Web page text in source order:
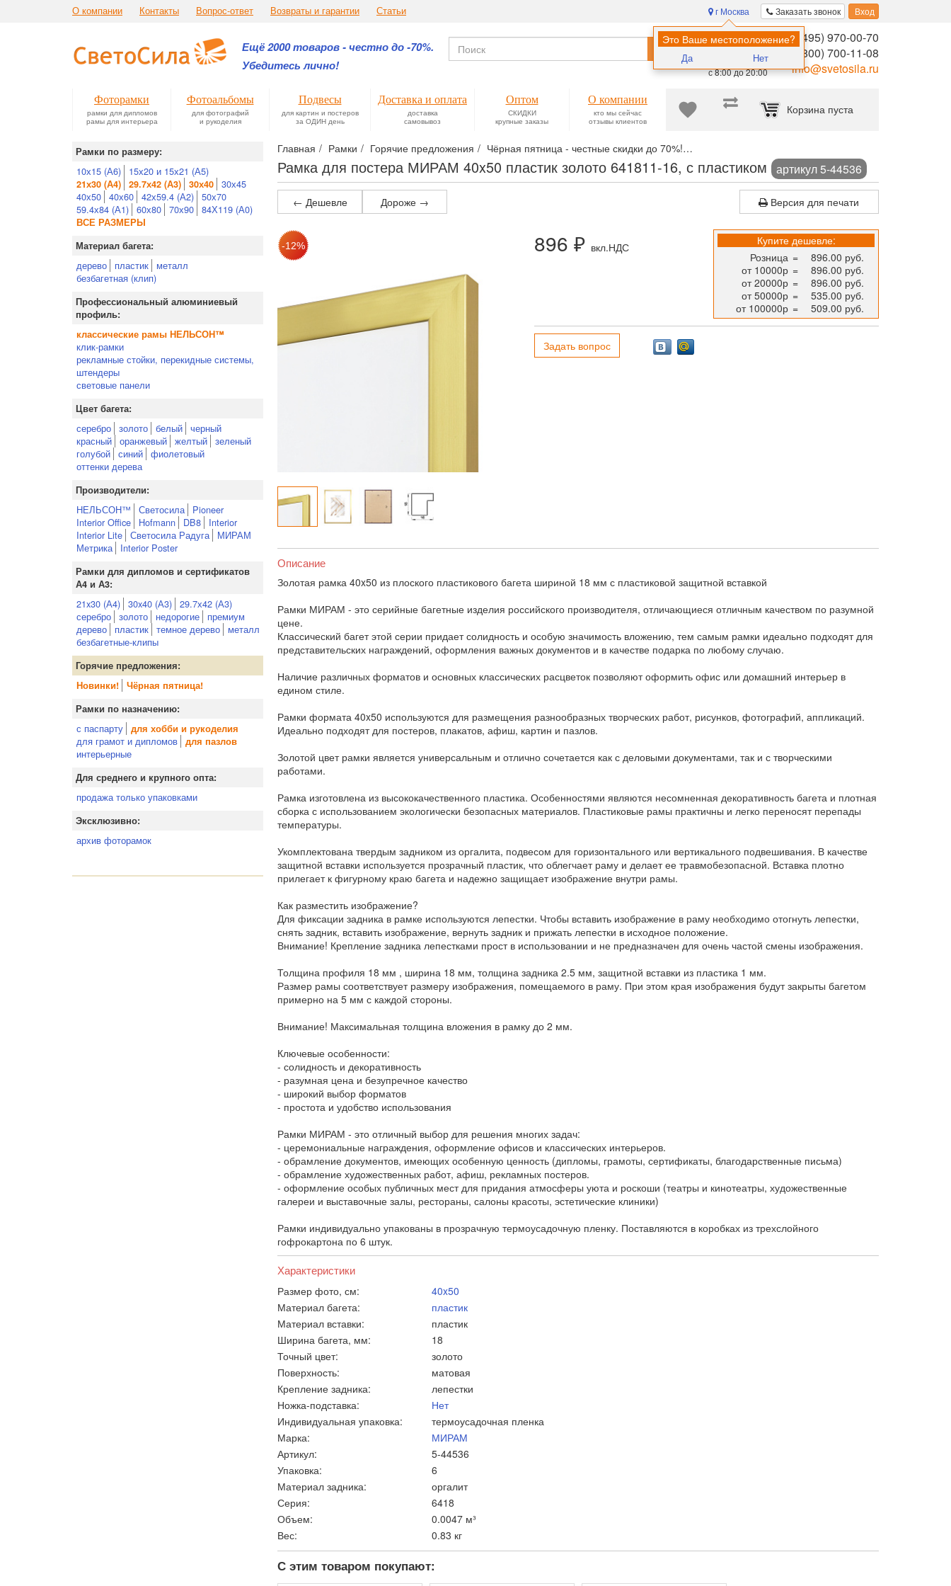
О компании Контакты Вопрос-ответ Возвраты и гарантии Статьи Заказать звонок Вход
г Москва
Это Ваше местоположение?
Да Нет
Ещё 2000 товаров - честно до -70%.
Убедитесь лично!
Помощь в
выборе:
Ежедневно,
с 8:00 до 20:00
8 (495) 970-00-70
8 (800) 700-11-08
info@svetosila.ru
Найти
Корзина пуста
Фоторамки
рамки для дипломов
рамы для интерьера
Фотоальбомы
для фотографий
и рукоделия
Подвесы
для картин и постеров
за ОДИН день
Доставка и оплата
доставка
самовывоз
Оптом
СКИДКИ
крупные заказы
О компании
кто мы сейчас
отзывы клиентов
Главная Рамки Горячие предложения Чёрная пятница - честные скидки до 70%!
Рамка для постера МИРАМ 40x50 пластик золото 641811-16, с пластиком артикул 5-44536
Рамки по размеру:
10х15 (А6) 15х20 и 15х21 (А5)
21х30 (А4) 29.7х42 (А3) 30х40
30х45
40х50 40х60 42х59.4 (А2) 50х70
59.4х84 (А1) 60х80 70х90 84Х119 (А0)
ВСЕ РАЗМЕРЫ
Материал багета:
дерево пластик
металл
безбагетная (клип)
Профессиональный алюминиевый
профиль:
классические рамы НЕЛЬСОН™
клик-рамки
рекламные стойки, перекидные системы,
штендеры
световые панели
Цвет багета:
серебро золото белый черный
красный оранжевый желтый зеленый
голубой синий фиолетовый
оттенки дерева
Производители:
НЕЛЬСОН™ Светосила
Pioneer
Interior Office
Hofmann DB8
Interior
Interior Lite Светосила Радуга
МИРАМ
Метрика
Interior Poster
Рамки для дипломов и сертификатов
А4 и А3:
21x30 (А4) 30x40 (А3) 29.7х42 (А3)
серебро золото недорогие
премиум
дерево
пластик темное дерево
металл
безбагетные-клипы
Горячие предложения:
Новинки!
Чёрная пятница!
Рамки по назначению:
с паспарту для хобби и рукоделия
для грамот и дипломов для пазлов
интерьерные
Для среднего и крупного опта:
продажа только упаковками
Эксклюзивно:
архив фоторамок
← Дешевле Дороже → Версия для печати
896 ₽ вкл.НДС
Купите дешевле:
Розница =
896.00 руб.
от 10000р =
896.00 руб.
от 20000р =
896.00 руб.
от 50000р =
535.00 руб.
от 100000р = 509.00 руб.
Задать вопрос
Описание
Золотая рамка 40x50 из плоского пластикового багета шириной 18 мм с пластиковой защитной вставкой
Рамки МИРАМ - это серийные багетные изделия российского производителя, отличающиеся отличным качеством по разумной
цене.
Классический багет этой серии придает солидность и особую значимость вложению, тем самым рамки идеально подходят для
представительских награждений, оформления важных документов и в качестве подарка по любому случаю.
Наличие различных форматов и основных классических расцветок позволяют оформить офис или домашний интерьер в
едином стиле.
Рамки формата 40x50 используются для размещения разнообразных творческих работ, рисунков, фотографий, аппликаций.
Идеально подходят для постеров, плакатов, афиш, картин и пазлов.
Золотой цвет рамки является универсальным и отлично сочетается как с деловыми документами, так и с творческими
работами.
Рамка изготовлена из высококачественного пластика. Особенностями являются несомненная декоративность багета и плотная
сборка с использованием экологически безопасных материалов. Пластиковые рамы практичны и легко переносят перепады
температуры.
Укомплектована твердым задником из оргалита, подвесом для горизонтального или вертикального подвешивания. В качестве
защитной вставки используется прозрачный пластик, что облегчает раму и делает ее травмобезопасной. Вставка плотно
прилегает к фигурному краю багета и надежно защищает изображение внутри рамы.
Как разместить изображение?
Для фиксации задника в рамке используются лепестки. Чтобы вставить изображение в раму необходимо отогнуть лепестки,
снять задник, вставить изображение, вернуть задник и прижать лепестки в исходное положение.
Внимание! Крепление задника лепестками прост в использовании и не предназначен для очень частой смены изображения.
Толщина профиля 18 мм , ширина 18 мм, толщина задника 2.5 мм, защитной вставки из пластика 1 мм.
Размер рамы соответствует размеру изображения, помещаемого в раму. При этом края изображения будут закрыты багетом
примерно на 5 мм с каждой стороны.
Внимание! Максимальная толщина вложения в рамку до 2 мм.
Ключевые особенности:
- солидность и декоративность
- разумная цена и безупречное качество
- широкий выбор форматов
- простота и удобство использования
Рамки МИРАМ - это отличный выбор для решения многих задач:
- церемониальные награждения, оформление офисов и классических интерьеров.
- обрамление документов, имеющих особенную ценность (дипломы, грамоты, сертификаты, благодарственные письма)
- обрамление художественных работ, афиш, рекламных постеров.
- оформление особых публичных мест для придания атмосферы уюта и роскоши (театры и кинотеатры, художественные
галереи и выставочные залы, рестораны, салоны красоты, эстетические клиники)
Рамки индивидуально упакованы в прозрачную термоусадочную пленку. Поставляются в коробках из трехслойного
гофрокартона по 6 штук.
Характеристики
Размер фото, см:
40x50
Материал багета:
пластик
Материал вставки:
пластик
Ширина багета, мм:
18
Точный цвет:
золото
Поверхность:
матовая
Крепление задника:
лепестки
Ножка-подставка:
Нет
Индивидуальная упаковка:
термоусадочная пленка
Марка:
МИРАМ
Артикул:
5-44536
Упаковка:
6
Материал задника:
оргалит
Серия:
6418
Объем:
0.0047 м³
Вес:
0.83 кг
С этим товаром покупают: